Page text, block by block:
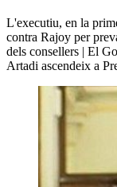
L'executiu, en la
contra Rajoy per
dels consellers | El
Artadi ascendeix a